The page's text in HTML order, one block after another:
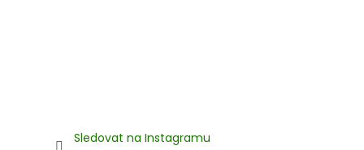
Sledovat na Instagramu